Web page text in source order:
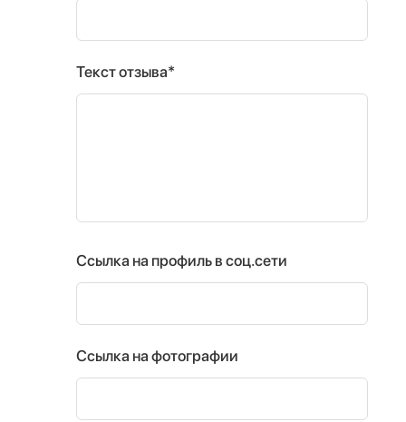
Текст отзыва*
Ссылка на профиль в соц.сети
Ссылка на фотографии